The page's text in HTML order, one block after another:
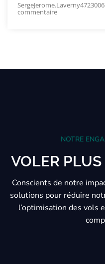
commentaire
NOTRE
VOLER
Conscients de notre
solutions pour réduire
l’optimisation des vols